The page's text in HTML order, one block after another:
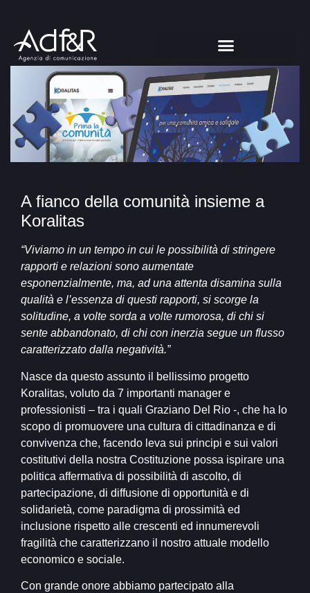
A fianco della comunità insieme a
Koralitas
“Viviamo in un tempo in cui le possibilità di stringere
rapporti e relazioni sono aumentate
esponenzialmente, ma, ad una attenta disamina sulla
qualità e l’essenza di questi rapporti, si scorge la
solitudine, a volte sorda a volte rumorosa, di chi si
sente abbandonato, di chi con inerzia segue un flusso
caratterizzato dalla negatività.”
Nasce da questo assunto il bellissimo progetto
Koralitas, voluto da 7 importanti manager e
professionisti – tra i quali Graziano Del Rio -, che ha lo
scopo di promuovere una cultura di cittadinanza e di
convivenza che, facendo leva sui principi e sui valori
costitutivi della nostra Costituzione possa ispirare una
politica affermativa di possibilità di ascolto, di
partecipazione, di diffusione di opportunità e di
solidarietà, come paradigma di prossimità ed
inclusione rispetto alle crescenti ed innumerevoli
fragilità che caratterizzano il nostro attuale modello
economico e sociale.
Con grande onore abbiamo partecipato alla